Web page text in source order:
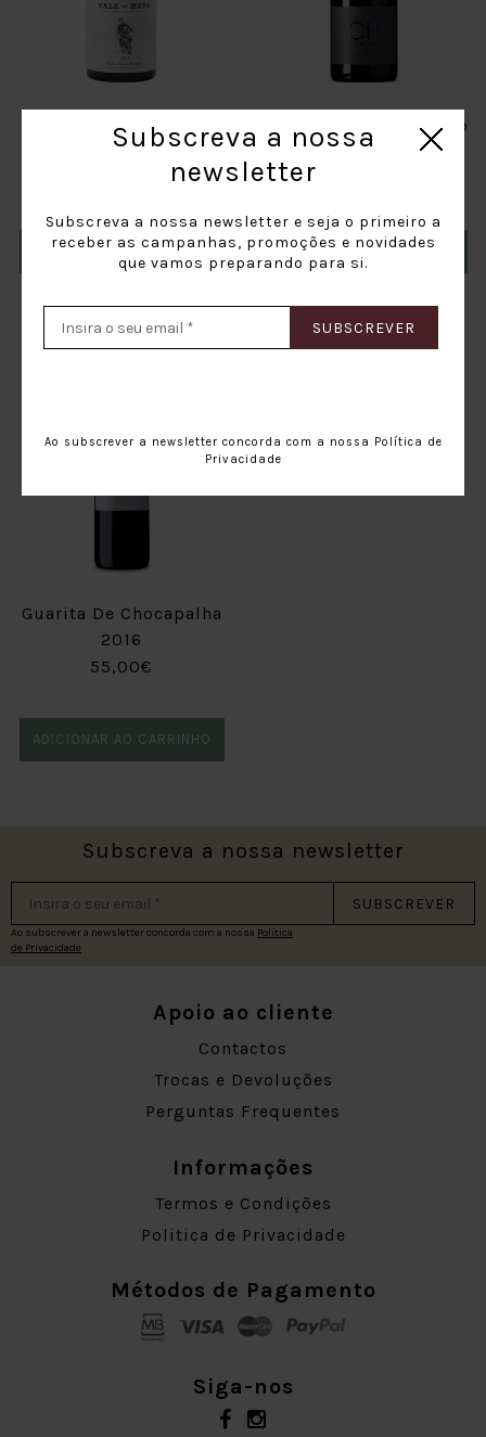
Vale Da Mata Reserva
Tinto 2018
ADICIONAR AO CARRINHO
Ch By Chocapalha Tinto
2018
ADICIONAR AO CARRINHO
Guarita De Chocapalha
2016
55,00€
ADICIONAR AO CARRINHO
Subscreva a nossa newsletter
Ao subscrever a newsletter concorda com a nossa Política
de Privacidade
SUBSCREVER
Apoio ao cliente
Contactos
Trocas e Devoluções
Perguntas Frequentes
Informações
Termos e Condições
Politica de Privacidade
Métodos de Pagamento
Siga-nos
Subscreva a nossa
newsletter
Subscreva a nossa newsletter e seja o primeiro a
receber as campanhas, promoções e novidades
que vamos preparando para si.
SUBSCREVER
Ao subscrever a newsletter concorda com a nossa Política de
Privacidade